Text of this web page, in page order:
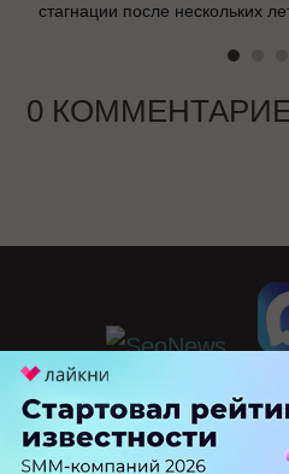
стагнации после нескольких
0
ПЕРЕЙТИ НА
© SEOnews.ru Все